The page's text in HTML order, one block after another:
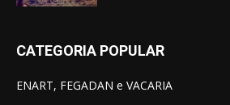
CATEGORIA POPULAR
ENART, FEGADAN e VACARIA